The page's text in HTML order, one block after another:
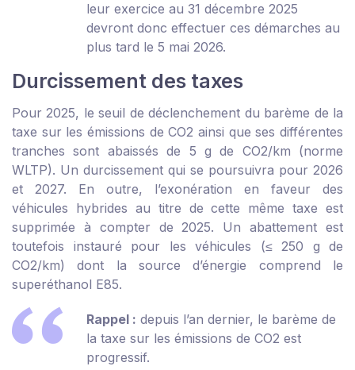
leur exercice au 31 décembre 2025
devront donc effectuer ces démarches au
plus tard le 5 mai 2026.
Durcissement des taxes
Pour 2025, le seuil de déclenchement du barème de la
taxe sur les émissions de CO2 ainsi que ses différentes
tranches sont abaissés de 5 g de CO2/km (norme
WLTP). Un durcissement qui se poursuivra pour 2026
et 2027. En outre, l’exonération en faveur des
véhicules hybrides au titre de cette même taxe est
supprimée à compter de 2025. Un abattement est
toutefois instauré pour les véhicules (≤ 250 g de
CO2/km) dont la source d’énergie comprend le
superéthanol E85.
Rappel : depuis l’an dernier, le barème de
la taxe sur les émissions de CO2 est
progressif.